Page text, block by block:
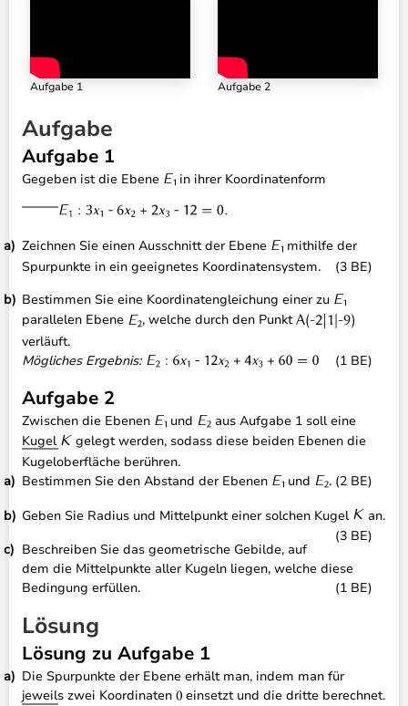
Aufgabe 1 Aufgabe 2
Aufgabe
Aufgabe 1
Gegeben ist die Ebene in ihrer Koordinatenform
Zeichnen Sie einen Ausschnitt der Ebene
mithilfe der
Spurpunkte in ein geeignetes Koordinatensystem.
(3 BE)
Bestimmen Sie eine Koordinatengleichung einer zu
parallelen Ebene
, welche durch den Punkt
verläuft.
Mögliches Ergebnis:
(1 BE)
Aufgabe 2
Zwischen die Ebenen und
aus Aufgabe 1 soll eine
Kugel
gelegt werden, sodass diese beiden Ebenen die
Kugeloberfläche berühren.
Bestimmen Sie den Abstand der Ebenen
und . (2 BE)
Geben Sie Radius und Mittelpunkt einer solchen Kugel
an.
(3 BE)
Beschreiben Sie das geometrische Gebilde, auf
dem die Mittelpunkte aller Kugeln liegen, welche diese
Bedingung erfüllen.
(1 BE)
Lösung
Lösung zu Aufgabe 1
Die Spurpunkte der Ebene erhält man, indem man für
jeweils zwei Koordinaten
einsetzt und die dritte berechnet.